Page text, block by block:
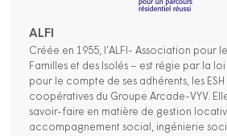
ALFI
Créée en 1955, l’ALFI- Association pour
Familles et des Isolés – est régie par la
pour le compte de ses adhérents, les
coopératives du Groupe Arcade-VYV.
savoir-faire en matière de gestion
accompagnement social, ingénierie